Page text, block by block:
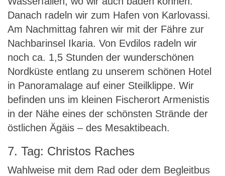
Danach radeln wir zum Hafen von Karlovassi.
Am Nachmittag fahren wir mit der Fähre zur
Nachbarinsel Ikaria. Von Evdilos radeln wir
noch ca. 1,5 Stunden der wunderschönen
Nordküste entlang zu unserem schönen Hotel
in Panoramalage auf einer Steilklippe. Wir
befinden uns im kleinen Fischerort Armenistis
in der Nähe eines der schönsten Strände der
östlichen Ägäis – des Mesaktibeach.
7. Tag: Christos Raches
Wahlweise mit dem Rad oder dem Begleitbus